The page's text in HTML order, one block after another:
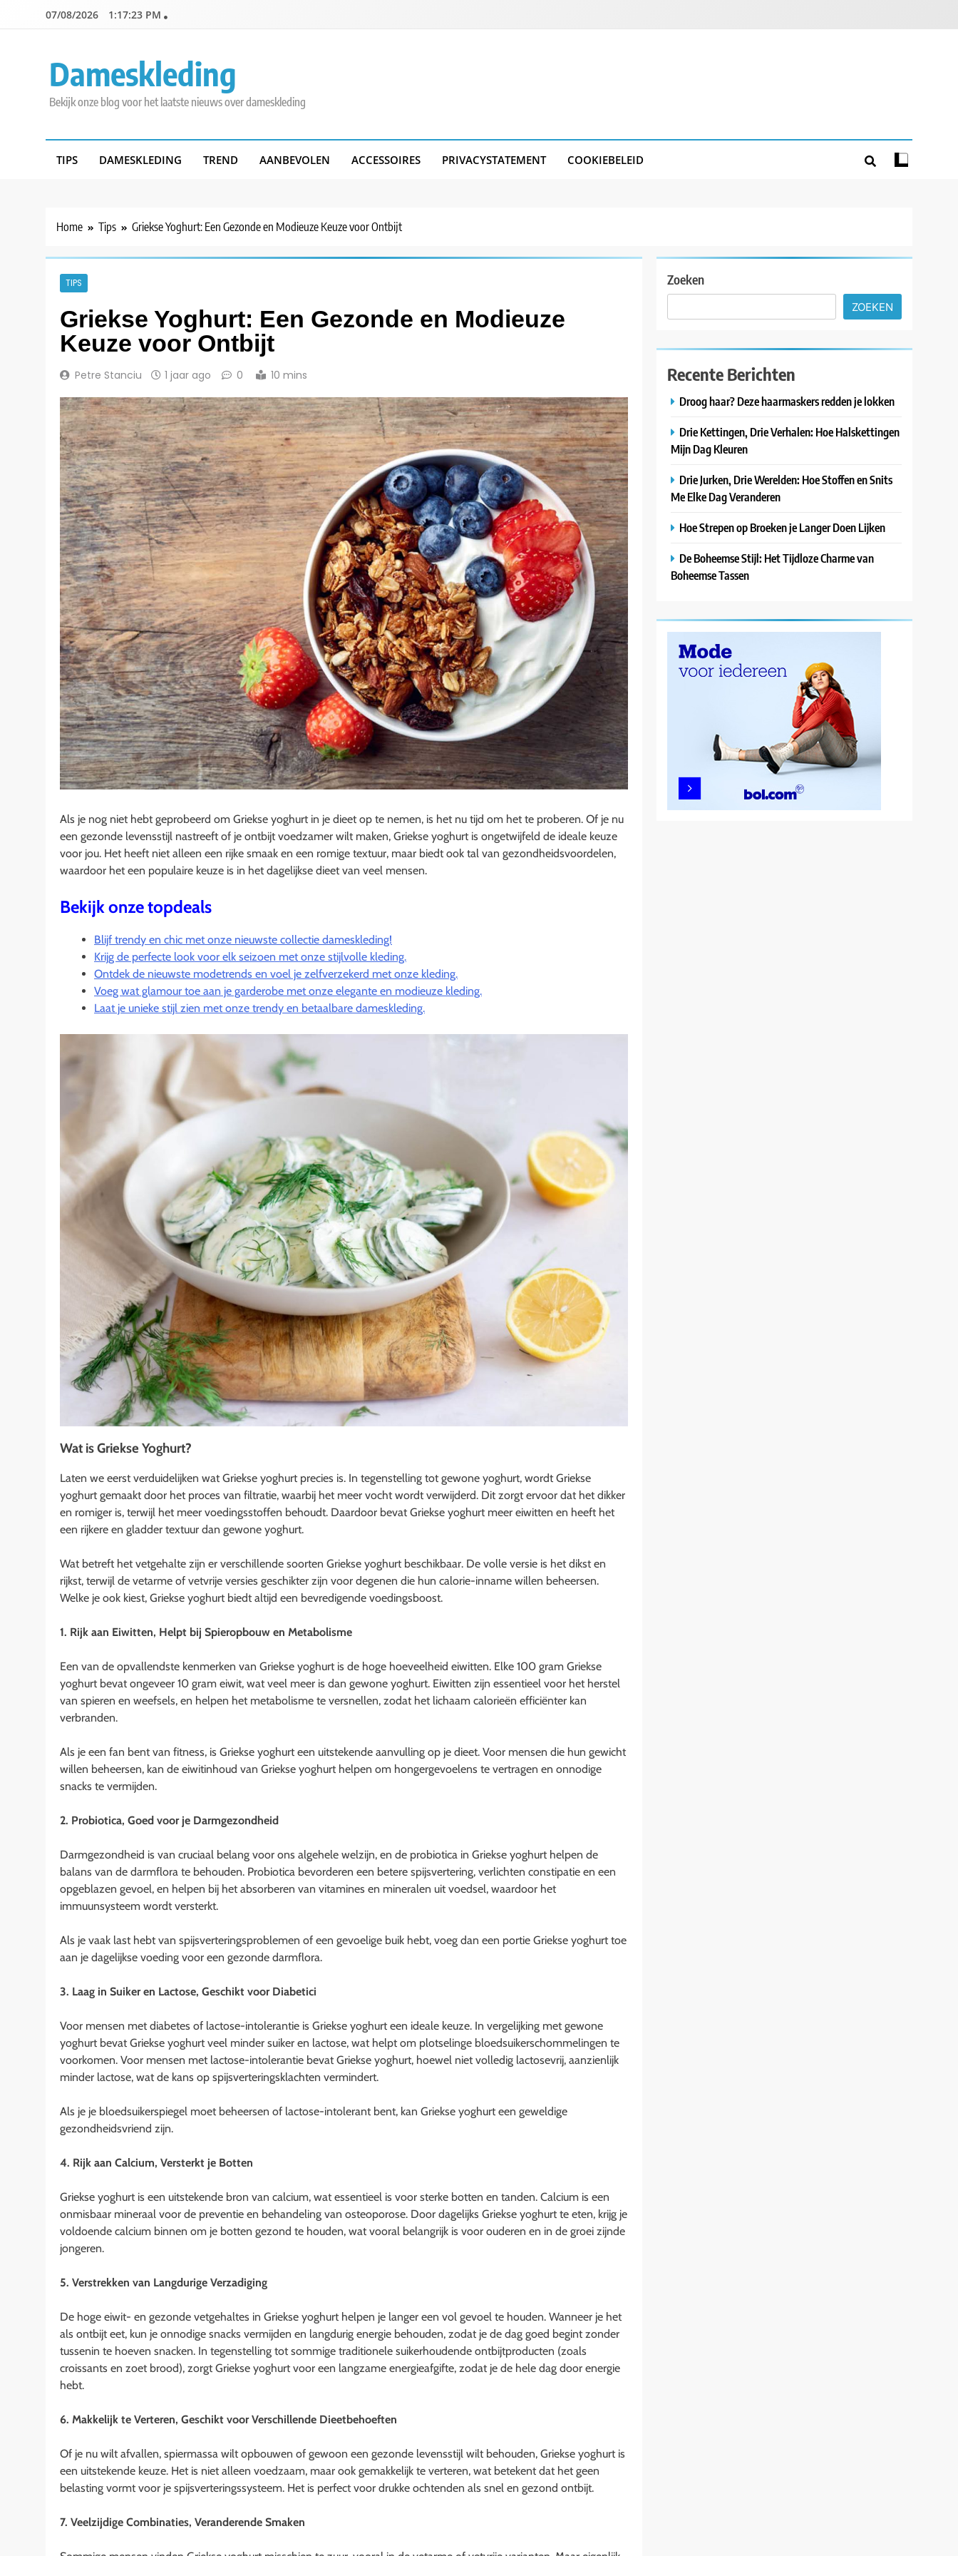
07/08/2026 1:17:25 PM
Dameskleding
Bekijk onze blog voor het laatste nieuws over dameskleding
TIPS DAMESKLEDING TREND AANBEVOLEN ACCESSOIRES PRIVACYSTATEMENT COOKIEBELEID
Home Tips Griekse Yoghurt: Een Gezonde en Modieuze Keuze voor Ontbijt
TIPS
Griekse Yoghurt: Een Gezonde en Modieuze
Keuze voor Ontbijt
Petre Stanciu 1 jaar ago 0 10 mins
Als je nog niet hebt geprobeerd om Griekse yoghurt in je dieet op te nemen, is het nu tijd om het te proberen. Of je nu
een gezonde levensstijl nastreeft of je ontbijt voedzamer wilt maken, Griekse yoghurt is ongetwijfeld de ideale keuze
voor jou. Het heeft niet alleen een rijke smaak en een romige textuur, maar biedt ook tal van gezondheidsvoordelen,
waardoor het een populaire keuze is in het dagelijkse dieet van veel mensen.
Bekijk onze topdeals
Blijf trendy en chic met onze nieuwste collectie dameskleding!
Krijg de perfecte look voor elk seizoen met onze stijlvolle kleding.
Ontdek de nieuwste modetrends en voel je zelfverzekerd met onze kleding.
Voeg wat glamour toe aan je garderobe met onze elegante en modieuze kleding.
Laat je unieke stijl zien met onze trendy en betaalbare dameskleding.
Wat is Griekse Yoghurt?
Laten we eerst verduidelijken wat Griekse yoghurt precies is. In tegenstelling tot gewone yoghurt, wordt Griekse
yoghurt gemaakt door het proces van filtratie, waarbij het meer vocht wordt verwijderd. Dit zorgt ervoor dat het dikker
en romiger is, terwijl het meer voedingsstoffen behoudt. Daardoor bevat Griekse yoghurt meer eiwitten en heeft het
een rijkere en gladder textuur dan gewone yoghurt.
Wat betreft het vetgehalte zijn er verschillende soorten Griekse yoghurt beschikbaar. De volle versie is het dikst en
rijkst, terwijl de vetarme of vetvrije versies geschikter zijn voor degenen die hun calorie-inname willen beheersen.
Welke je ook kiest, Griekse yoghurt biedt altijd een bevredigende voedingsboost.
1. Rijk aan Eiwitten, Helpt bij Spieropbouw en Metabolisme
Een van de opvallendste kenmerken van Griekse yoghurt is de hoge hoeveelheid eiwitten. Elke 100 gram Griekse
yoghurt bevat ongeveer 10 gram eiwit, wat veel meer is dan gewone yoghurt. Eiwitten zijn essentieel voor het herstel
van spieren en weefsels, en helpen het metabolisme te versnellen, zodat het lichaam calorieën efficiënter kan
verbranden.
Als je een fan bent van fitness, is Griekse yoghurt een uitstekende aanvulling op je dieet. Voor mensen die hun gewicht
willen beheersen, kan de eiwitinhoud van Griekse yoghurt helpen om hongergevoelens te vertragen en onnodige
snacks te vermijden.
2. Probiotica, Goed voor je Darmgezondheid
Darmgezondheid is van cruciaal belang voor ons algehele welzijn, en de probiotica in Griekse yoghurt helpen de
balans van de darmflora te behouden. Probiotica bevorderen een betere spijsvertering, verlichten constipatie en een
opgeblazen gevoel, en helpen bij het absorberen van vitamines en mineralen uit voedsel, waardoor het
immuunsysteem wordt versterkt.
Als je vaak last hebt van spijsverteringsproblemen of een gevoelige buik hebt, voeg dan een portie Griekse yoghurt toe
aan je dagelijkse voeding voor een gezonde darmflora.
3. Laag in Suiker en Lactose, Geschikt voor Diabetici
Voor mensen met diabetes of lactose-intolerantie is Griekse yoghurt een ideale keuze. In vergelijking met gewone
yoghurt bevat Griekse yoghurt veel minder suiker en lactose, wat helpt om plotselinge bloedsuikerschommelingen te
voorkomen. Voor mensen met lactose-intolerantie bevat Griekse yoghurt, hoewel niet volledig lactosevrij, aanzienlijk
minder lactose, wat de kans op spijsverteringsklachten vermindert.
Als je je bloedsuikerspiegel moet beheersen of lactose-intolerant bent, kan Griekse yoghurt een geweldige
gezondheidsvriend zijn.
4. Rijk aan Calcium, Versterkt je Botten
Griekse yoghurt is een uitstekende bron van calcium, wat essentieel is voor sterke botten en tanden. Calcium is een
onmisbaar mineraal voor de preventie en behandeling van osteoporose. Door dagelijks Griekse yoghurt te eten, krijg je
voldoende calcium binnen om je botten gezond te houden, wat vooral belangrijk is voor ouderen en in de groei zijnde
jongeren.
5. Verstrekken van Langdurige Verzadiging
De hoge eiwit- en gezonde vetgehaltes in Griekse yoghurt helpen je langer een vol gevoel te houden. Wanneer je het
als ontbijt eet, kun je onnodige snacks vermijden en langdurig energie behouden, zodat je de dag goed begint zonder
tussenin te hoeven snacken. In tegenstelling tot sommige traditionele suikerhoudende ontbijtproducten (zoals
croissants en zoet brood), zorgt Griekse yoghurt voor een langzame energieafgifte, zodat je de hele dag door energie
hebt.
6. Makkelijk te Verteren, Geschikt voor Verschillende Dieetbehoeften
Of je nu wilt afvallen, spiermassa wilt opbouwen of gewoon een gezonde levensstijl wilt behouden, Griekse yoghurt is
een uitstekende keuze. Het is niet alleen voedzaam, maar ook gemakkelijk te verteren, wat betekent dat het geen
belasting vormt voor je spijsverteringssysteem. Het is perfect voor drukke ochtenden als snel en gezond ontbijt.
7. Veelzijdige Combinaties, Veranderende Smaken
Zoeken
ZOEKEN
Recente Berichten
Droog haar? Deze haarmaskers redden je lokken
Drie Kettingen, Drie Verhalen: Hoe Halskettingen
Mijn Dag Kleuren
Drie Jurken, Drie Werelden: Hoe Stoffen en Snits
Me Elke Dag Veranderen
Hoe Strepen op Broeken je Langer Doen Lijken
De Boheemse Stijl: Het Tijdloze Charme van
Boheemse Tassen